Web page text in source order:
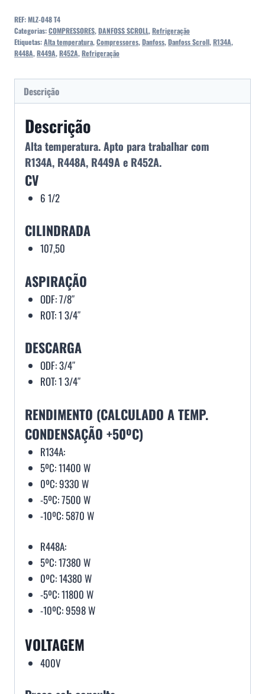
REF:MLZ-048 T4
Categorias:COMPRESSORES,DANFOSS SCROLL,Refrigeração
Etiquetas:Alta temperatura,Compressores,Danfoss,Danfoss Scroll,R134A,
R448A,R449A,R452A,Refrigeração
Descrição
Descrição
Alta temperatura. Apto para trabalhar com
R134A, R448A, R449A e R452A.
CV
6 1/2
CILINDRADA
107,50
ASPIRAÇÃO
ODF: 7/8″
ROT: 1 3/4″
DESCARGA
ODF: 3/4″
ROT: 1 3/4″
RENDIMENTO (CALCULADO A TEMP.
CONDENSAÇÃO +50ºC)
R134A:
5ºC: 11400 W
0ºC: 9330 W
-5ºC: 7500 W
-10ºC: 5870 W
R448A:
5ºC: 17380 W
0ºC: 14380 W
-5ºC: 11800 W
-10ºC: 9598 W
VOLTAGEM
400V